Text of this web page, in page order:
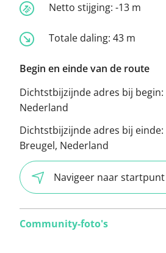
Netto stijging: -13 m
Totale daling: 43 m
Begin en einde van de route
Dichtstbijzijnde adres bij begin:
Nederland
Dichtstbijzijnde adres bij einde:
Breugel, Nederland
Navigeer naar startpunt
Community-foto's